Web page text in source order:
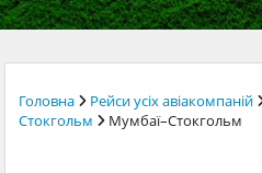
Головна Рейси усіх авіакомпаній
Стокгольм
Мумбаї–Стокгольм